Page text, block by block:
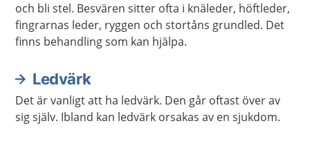
och bli stel. Besvären sitter ofta i knäleder, höftleder,
fingrarnas leder, ryggen och stortåns grundled. Det
finns behandling som kan hjälpa.
Ledvärk
Det är vanligt att ha ledvärk. Den går oftast över av
sig själv. Ibland kan ledvärk orsakas av en sjukdom.